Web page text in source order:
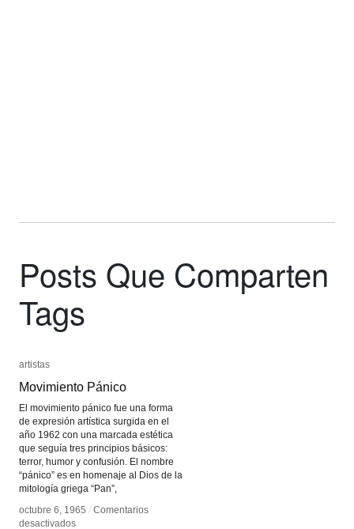
Posts Que Comparten
Tags
artistas
Movimiento Pánico
El movimiento pánico fue una forma
de expresión artística surgida en el
año 1962 con una marcada estética
que seguía tres principios básicos:
terror, humor y confusión. El nombre
“pánico” es en homenaje al Dios de la
mitología griega “Pan”,
octubre 6, 1965 / Comentarios
desactivadosen
artistas
Movimiento Pánico
octubre 6, 1965 / Comentarios
desactivadosen